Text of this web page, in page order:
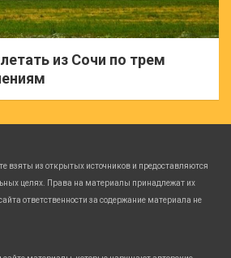
из Сочи по трем
взяты из открытых источников и предоставляются
целях. Права на материалы принадлежат их
ответственности за содержание материала не